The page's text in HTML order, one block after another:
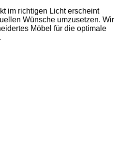
im richtigen Licht erscheint
Wünsche umzusetzen. Wir
Möbel für die optimale